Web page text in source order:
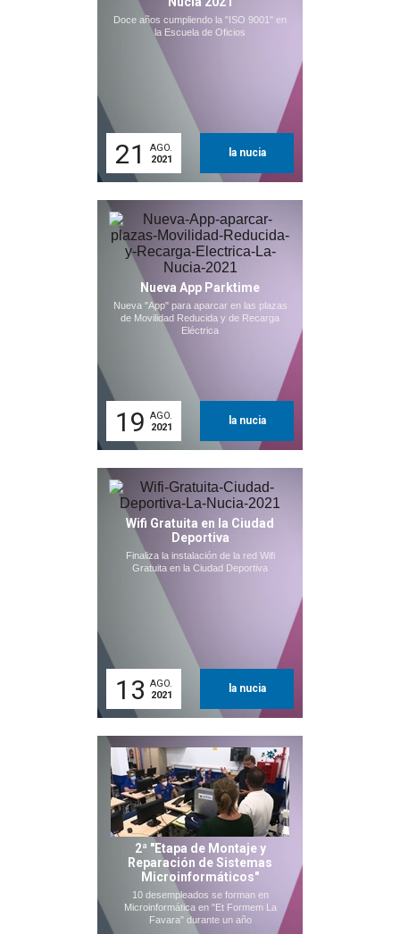
Doce años cumpliendo la "ISO 9001" en
la Escuela de Oficios
21
AGO.
2021
la nucia
Nueva App Parktime
Nueva "App" para aparcar en las plazas
de Movilidad Reducida y de Recarga
Eléctrica
19 AGO.
2021
la nucia
Wifi Gratuita en la Ciudad
Deportiva
Finaliza la instalación de la red Wifi
Gratuita en la Ciudad Deportiva
13 AGO.
2021
la nucia
2ª "Etapa de Montaje y
Reparación de Sistemas
Microinformáticos"
10 desempleados se forman en
Microinformática en "Et Formem La
Favara" durante un año